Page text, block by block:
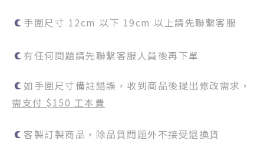
手圍尺寸 12cm 以下 19cm 以上請先聯繫客服
有任何問題請先聯繫客服人員後再下單
如手圍尺寸備註錯誤，收到商品後提出修改需求，
需支付 $150 工本費
客製訂製商品，除品質問題外不接受退換貨